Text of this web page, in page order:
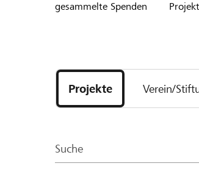
gesammelte Spenden
Projekte
und
Organisationen
Projekte Verein/
Suche